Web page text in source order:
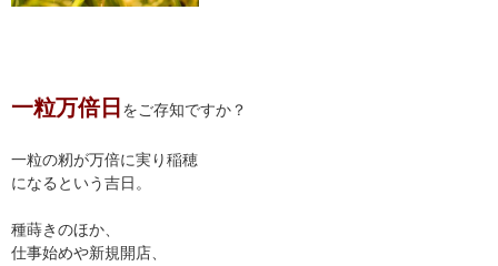
一粒万倍日 をご存知ですか？
一粒の籾が万倍に実り稲穂
になるという吉日。
種蒔きのほか、
仕事始めや新規開店、